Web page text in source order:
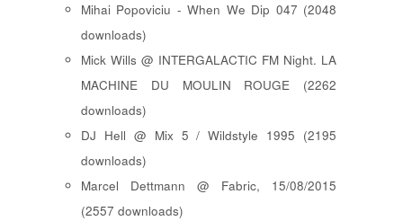
Mihai Popoviciu - When We Dip 047 (2048
downloads)
Mick Wills @ INTERGALACTIC FM Night. LA
MACHINE DU MOULIN ROUGE (2262
downloads)
DJ Hell @ Mix 5 / Wildstyle 1995 (2195
downloads)
Marcel Dettmann @ Fabric, 15/08/2015
(2557 downloads)